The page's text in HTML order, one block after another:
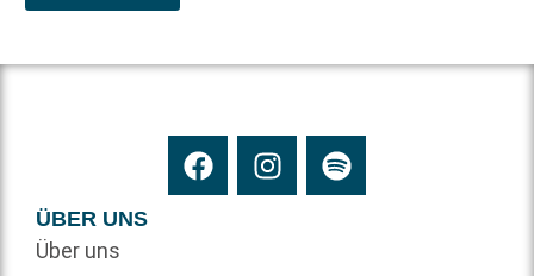
ÜBER UNS
Über uns